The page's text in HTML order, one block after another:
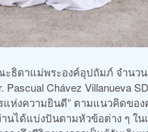
ธิดาแม่พระองค์อุปถัมภ์ จำนว
Chávez Villanueva
รแห่งความยินดี” ตามแนวคิด
นได้แบ่งปันตามหัวข้อต่าง ๆ ใ